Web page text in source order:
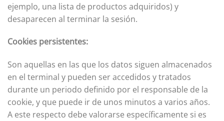
ejemplo, una lista de productos adquiridos) y
desaparecen al terminar la sesión.
Cookies persistentes:
Son aquellas en las que los datos siguen almacenados
en el terminal y pueden ser accedidos y tratados
durante un periodo definido por el responsable de la
cookie, y que puede ir de unos minutos a varios años.
A este respecto debe valorarse específicamente si es